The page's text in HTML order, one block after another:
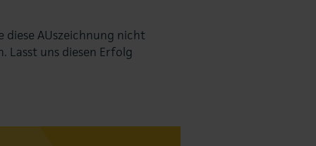
diese AUszeichnung nicht
Lasst uns diesen Erfolg